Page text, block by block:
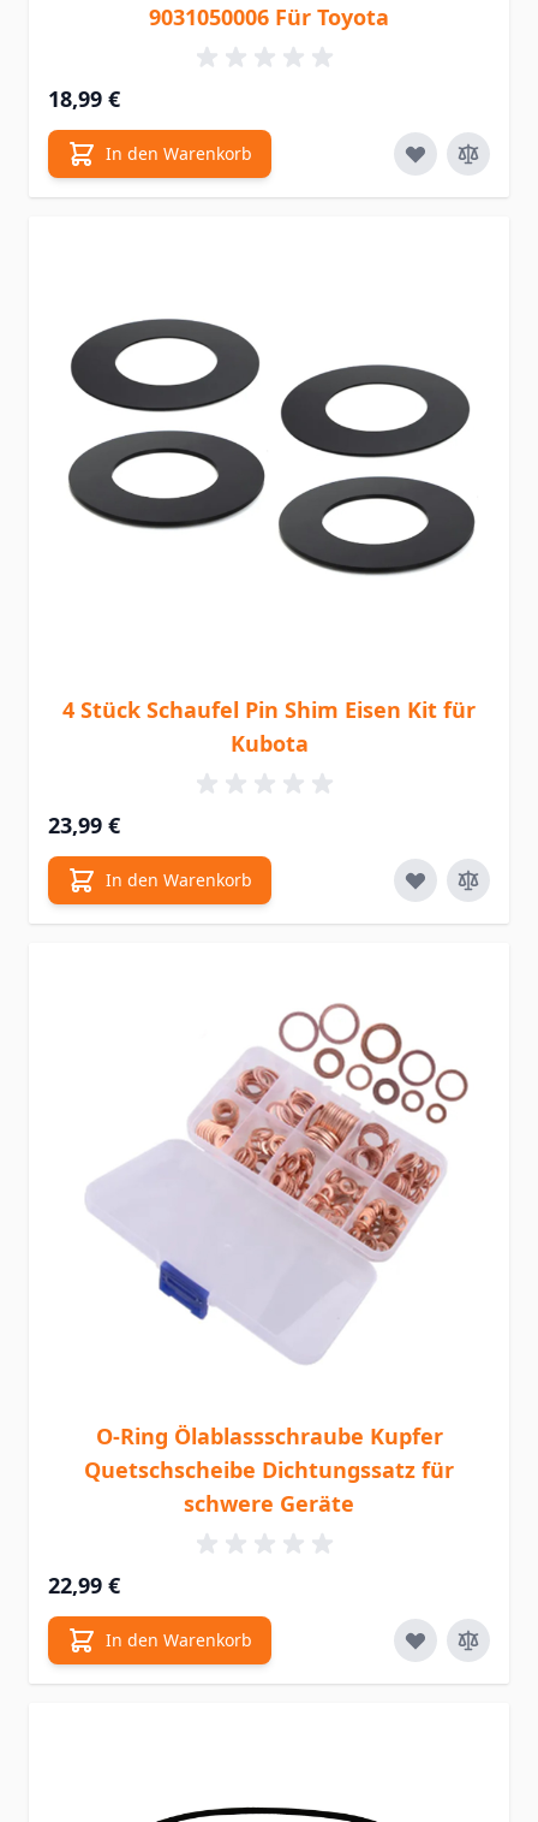
9031050006 Für Toyota
18,99 €
In den Warenkorb
4 Stück Schaufel Pin Shim Eisen Kit für
Kubota
23,99 €
In den Warenkorb
O-Ring Ölablassschraube Kupfer
Quetschscheibe Dichtungssatz für
schwere Geräte
22,99 €
In den Warenkorb